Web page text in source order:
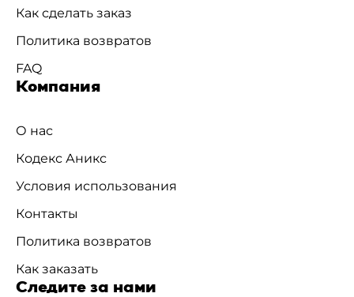
Как сделать заказ
Политика возвратов
FAQ
Компания
О нас
Кодекс Аникс
Условия использования
Контакты
Политика возвратов
Как заказать
Следите за нами